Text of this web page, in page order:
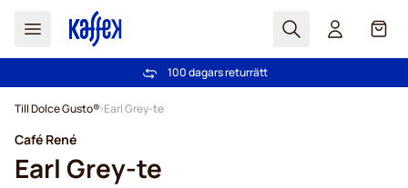
Sök Cart
Fri frakt över 499 kr
100 dagars returrätt
Till Dolce Gusto® Earl Grey-te
Café René
Earl Grey-te